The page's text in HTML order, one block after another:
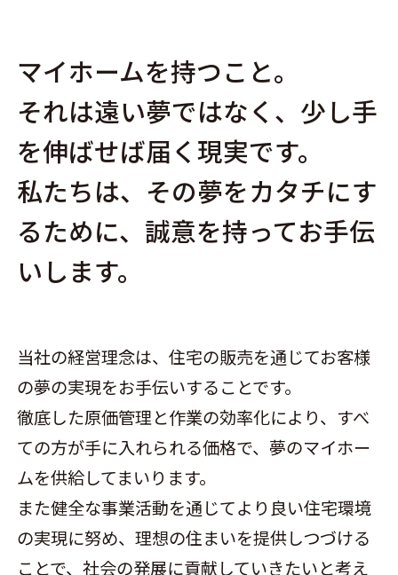
マイホームを持つこと。
それは遠い夢ではなく、少し手
を伸ばせば届く現実です。
私たちは、その夢をカタチにす
るために、 誠意を持ってお手伝
いします。
当社の経営理念は、住宅の販売を通じてお客様
の夢の実現をお手伝いすることです。
徹底した原価管理と作業の効率化により、すべ
ての方が手に入れられる価格で、夢のマイホー
ムを供給してまいります。
また健全な事業活動を通じてより良い住宅環境
の実現に努め、理想の住まいを提供しつづける
ことで、社会の発展に貢献していきたいと考え